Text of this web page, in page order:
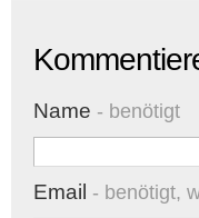
Name - benötigt
Email - benötigt,